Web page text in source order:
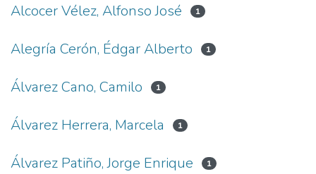
Alcocer Vélez, Alfonso José 1
Alegría Cerón, Édgar Alberto 1
Álvarez Cano, Camilo 1
Álvarez Herrera, Marcela 1
Álvarez Patiño, Jorge Enrique 1